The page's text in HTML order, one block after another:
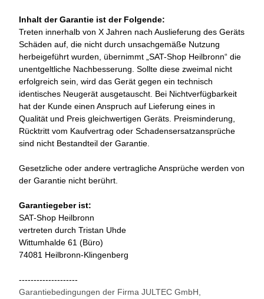
Inhalt der Garantie ist der Folgende:
Treten innerhalb von X Jahren nach Auslieferung des Geräts
Schäden auf, die nicht durch unsachgemäße Nutzung
herbeigeführt wurden, übernimmt „SAT-Shop Heilbronn“ die
unentgeltliche Nachbesserung. Sollte diese zweimal nicht
erfolgreich sein, wird das Gerät gegen ein technisch
identisches Neugerät ausgetauscht. Bei Nichtverfügbarkeit
hat der Kunde einen Anspruch auf Lieferung eines in
Qualität und Preis gleichwertigen Geräts. Preisminderung,
Rücktritt vom Kaufvertrag oder Schadensersatzansprüche
sind nicht Bestandteil der Garantie.
Gesetzliche oder andere vertragliche Ansprüche werden von
der Garantie nicht berührt.
Garantiegeber ist:
SAT-Shop Heilbronn
vertreten durch Tristan Uhde
Wittumhalde 61 (Büro)
74081 Heilbronn-Klingenberg
--------------------
Garantiebedingungen der Firma JULTEC GmbH,